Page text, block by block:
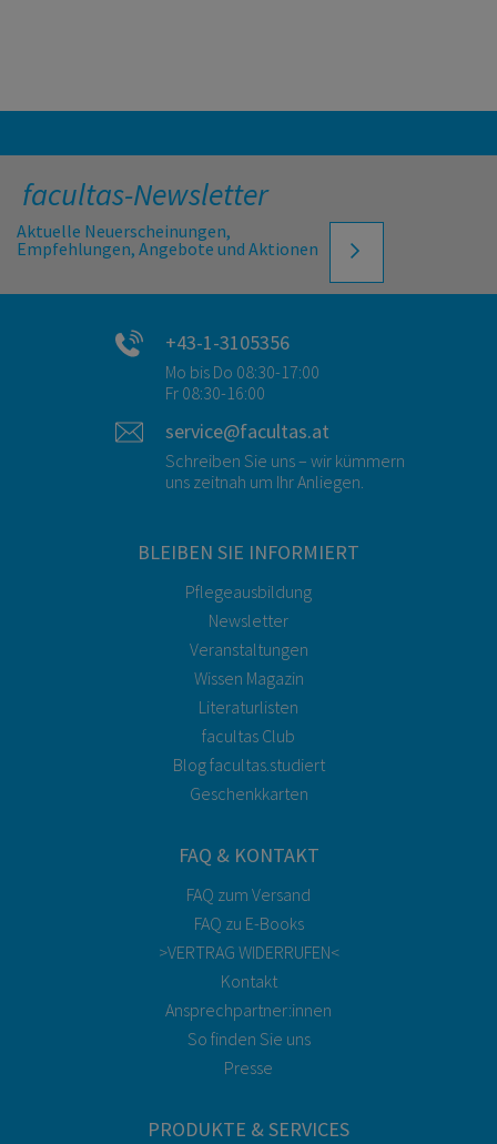
facultas-Newsletter
Aktuelle Neuerscheinungen,
Empfehlungen, Angebote und Aktionen
+43-1-3105356
Mo bis Do 08:30-17:00
Fr 08:30-16:00
service@facultas.at
Schreiben Sie uns – wir kümmern
uns zeitnah um Ihr Anliegen.
BLEIBEN SIE INFORMIERT
Pflegeausbildung
Newsletter
Veranstaltungen
Wissen Magazin
Literaturlisten
facultas Club
Blog facultas.studiert
Geschenkkarten
FAQ & KONTAKT
FAQ zum Versand
FAQ zu E-Books
>VERTRAG WIDERRUFEN<
Kontakt
Ansprechpartner:innen
So finden Sie uns
Presse
PRODUKTE & SERVICES